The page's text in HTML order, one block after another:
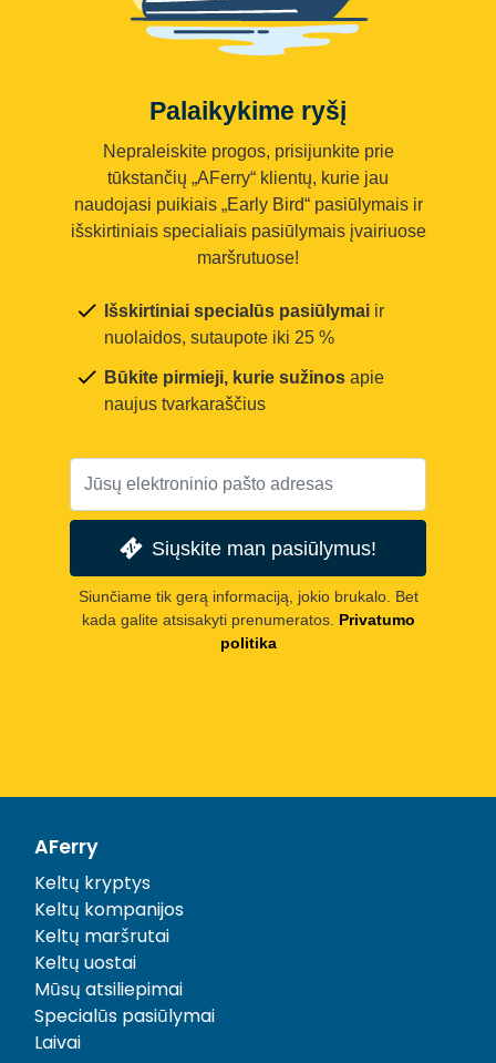
Palaikykime ryšį
Nepraleiskite progos, prisijunkite prie
tūkstančių „AFerry“ klientų, kurie jau
naudojasi puikiais „Early Bird“ pasiūlymais ir
išskirtiniais specialiais pasiūlymais įvairiuose
maršrutuose!
Išskirtiniai specialūs pasiūlymai ir
nuolaidos, sutaupote iki 25 %
Būkite pirmieji, kurie sužinos apie
naujus tvarkaraščius
Siųskite man pasiūlymus!
Siunčiame tik gerą informaciją, jokio brukalo. Bet
kada galite atsisakyti prenumeratos. Privatumo
politika
AFerry
Keltų kryptys
Keltų kompanijos
Keltų maršrutai
Keltų uostai
Mūsų atsiliepimai
Specialūs pasiūlymai
Laivai